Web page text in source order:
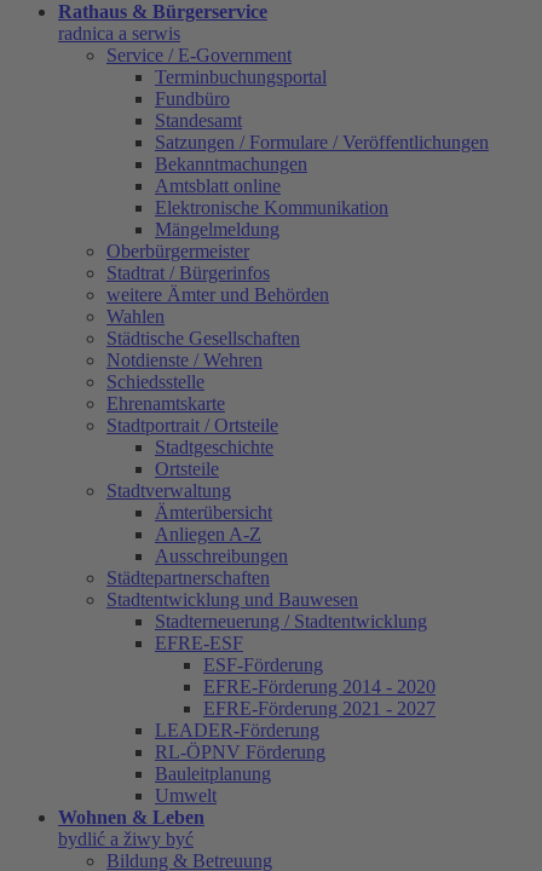
Rathaus & Bürgerservice
radnica a serwis
Service / E-Government
Terminbuchungsportal
Fundbüro
Standesamt
Satzungen / Formulare / Veröffentlichungen
Bekanntmachungen
Amtsblatt online
Elektronische Kommunikation
Mängelmeldung
Oberbürgermeister
Stadtrat / Bürgerinfos
weitere Ämter und Behörden
Wahlen
Städtische Gesellschaften
Notdienste / Wehren
Schiedsstelle
Ehrenamtskarte
Stadtportrait / Ortsteile
Stadtgeschichte
Ortsteile
Stadtverwaltung
Ämterübersicht
Anliegen A-Z
Ausschreibungen
Städtepartnerschaften
Stadtentwicklung und Bauwesen
Stadterneuerung / Stadtentwicklung
EFRE-ESF
ESF-Förderung
EFRE-Förderung 2014 - 2020
EFRE-Förderung 2021 - 2027
LEADER-Förderung
RL-ÖPNV Förderung
Bauleitplanung
Umwelt
Wohnen & Leben
bydlić a žiwy być
Bildung & Betreuung